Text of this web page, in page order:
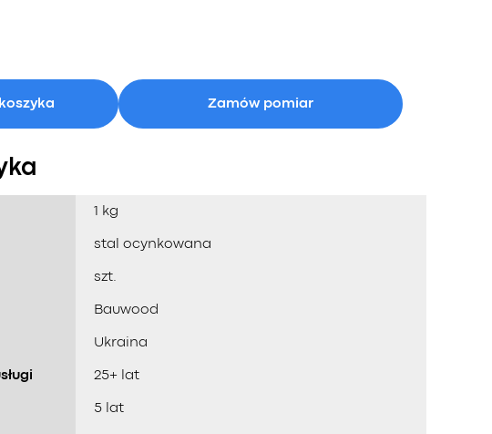
Zamów pomiar
1 kg
stal ocynkowana
szt.
Bauwood
Ukraina
25+ lat
5 lat